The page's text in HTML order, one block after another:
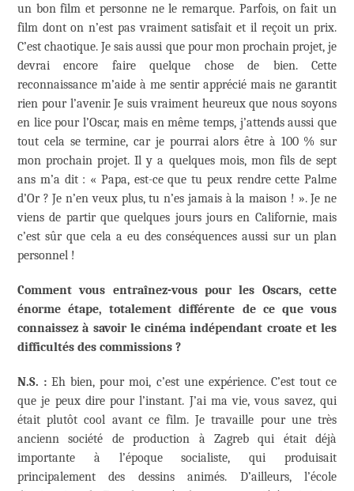
un bon film et personne ne le remarque. Parfois, on fait un
film dont on n’est pas vraiment satisfait et il reçoit un prix.
C’est chaotique. Je sais aussi que pour mon prochain projet, je
devrai encore faire quelque chose de bien. Cette
reconnaissance m’aide à me sentir apprécié mais ne garantit
rien pour l’avenir. Je suis vraiment heureux que nous soyons
en lice pour l’Oscar, mais en même temps, j’attends aussi que
tout cela se termine, car je pourrai alors être à 100 % sur
mon prochain projet. Il y a quelques mois, mon fils de sept
ans m’a dit : « Papa, est-ce que tu peux rendre cette Palme
d’Or ? Je n’en veux plus, tu n’es jamais à la maison ! ». Je ne
viens de partir que quelques jours jours en Californie, mais
c’est sûr que cela a eu des conséquences aussi sur un plan
personnel !
Comment vous entraînez-vous pour les Oscars, cette
énorme étape, totalement différente de ce que vous
connaissez à savoir le cinéma indépendant croate et les
difficultés des commissions ?
N.S. : Eh bien, pour moi, c’est une expérience. C’est tout ce
que je peux dire pour l’instant. J’ai ma vie, vous savez, qui
était plutôt cool avant ce film. Je travaille pour une très
ancienn société de production à Zagreb qui était déjà
importante à l’époque socialiste, qui produisait
principalement des dessins animés. D’ailleurs, l’école